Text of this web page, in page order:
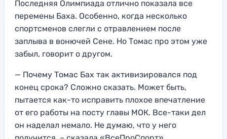
Последняя Олимпиада отлично показала все
перемены Баха. Особенно, когда несколько
спортсменов слегли с отравлением после
заплыва в вонючей Сене. Но Томас про этом уже
забыл, говорит о другом.
— Почему Томас Бах так активизировался под
конец срока? Сложно сказать. Может быть,
пытается как-то исправить плохое впечатление
от его работы на посту главы МОК. Все-таки дел
он наделал немало. Не думаю, что у него